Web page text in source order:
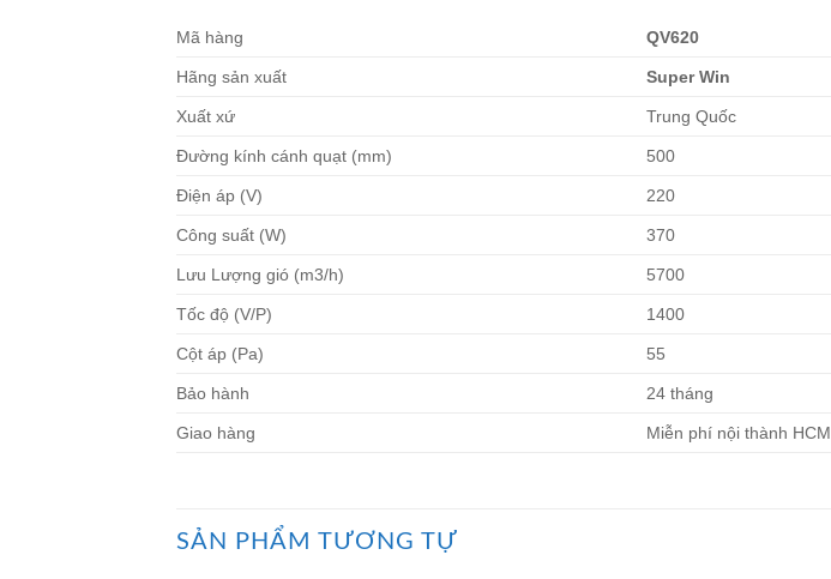
Mã hàng QV620
Hãng sản xuất Super Win
Xuất xứ Trung Quốc
Đường kính cánh quạt (mm) 500
Điện áp (V) 220
Công suất (W) 370
Lưu Lượng gió (m3/h) 5700
Tốc độ (V/P) 1400
Cột áp (Pa) 55
Bảo hành 24 tháng
Giao hàng Miễn phí nội thành HCM
SẢN PHẨM TƯƠNG TỰ